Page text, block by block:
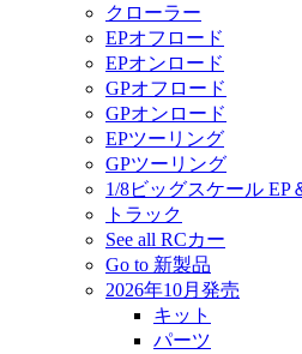
クローラー
EPオフロード
EPオンロード
GPオフロード
GPオンロード
EPツーリング
GPツーリング
1/8ビッグスケール EP
トラック
See all RCカー
Go to 新製品
2026年10月発売
キット
パーツ